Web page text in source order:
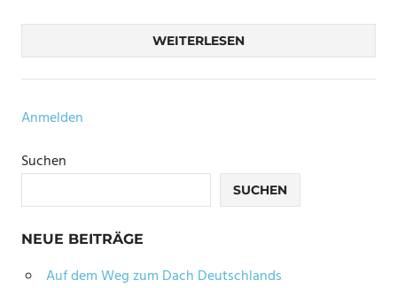
WEITERLESEN
Anmelden
Suchen
SUCHEN
NEUE BEITRÄGE
Auf dem Weg zum Dach Deutschlands